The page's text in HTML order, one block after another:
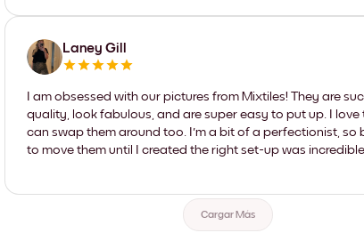
Laney Gill
I am obsessed with our pictures from Mixtiles! They are
quality, look fabulous, and are super easy to put up. I love
can swap them around too. I'm a bit of a perfectionist, so
to move them until I created the right set-up was
Cargar Más